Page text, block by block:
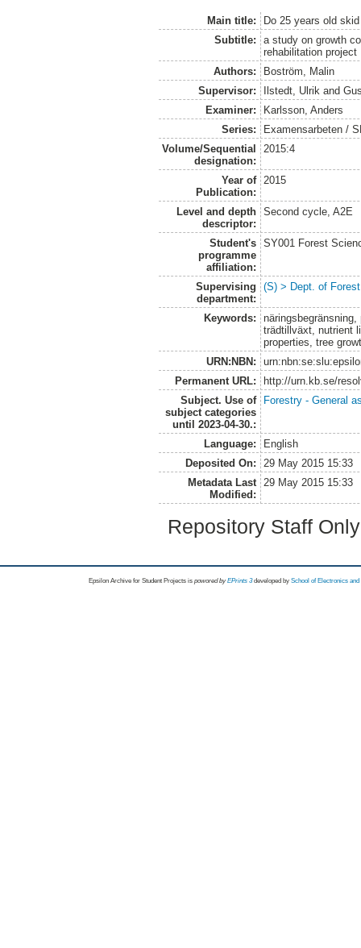
Main title:
Do 25 years old
Subtitle:
a study on growth
rehabilitation project
Authors:
Boström, Malin
Supervisor:
Ilstedt, Ulrik and
Examiner:
Karlsson, Anders
Series:
Examensarbeten /
Volume/Sequential
designation:
2015:4
Year of
Publication:
2015
Level and depth
descriptor:
Second cycle, A2E
Student's
programme
affiliation:
SY001 Forest
Supervising
department:
(S) > Dept. of
Keywords:
trädtillväxt, nutrient
properties, tree
URN:NBN:
Permanent URL:
http://urn.kb.se/
Subject. Use of
subject categories
until 2023-04-30.:
Forestry - General
Language:
English
Deposited On:
29 May 2015 15:33
Metadata Last
Modified:
29 May 2015 15:33
Repository Staff
Epsilon Archive for Student Projects is powored byEPrints 3 developed by School of Electronics